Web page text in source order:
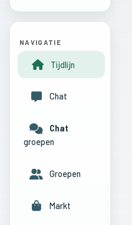
NAVIGATIE
Tijdlijn
Chat
Chat
groepen
Groepen
Markt